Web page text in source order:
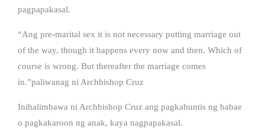
pagpapakasal.
“Ang pre-marital sex it is not necessary putting marriage out
of the way, though it happens every now and then. Which of
course is wrong. But thereafter the marriage comes
in.”paliwanag ni Archbishop Cruz
Inihalimbawa ni Archbishop Cruz ang pagkabuntis ng babae
o pagkakaroon ng anak, kaya nagpapakasal.